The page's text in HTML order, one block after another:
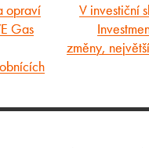
opraví
Gas
článek
V investiční
změny,